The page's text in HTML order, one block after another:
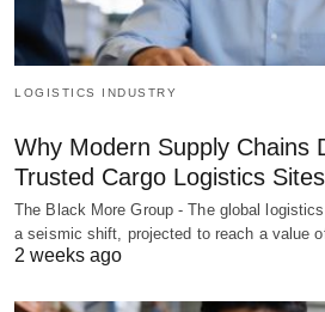
LOGISTICS INDUSTRY
Why Modern Supply Chains
Trusted Cargo Logistics Sites
The Black More Group - The global
a seismic shift, projected to reach a value
2 weeks ago